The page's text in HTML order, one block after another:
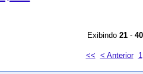
Exibindo 21 - 40
<< < Anterior 1